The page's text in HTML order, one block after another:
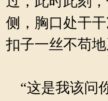
侧，胸口处干
扣子一丝不苟地
“这是我该问